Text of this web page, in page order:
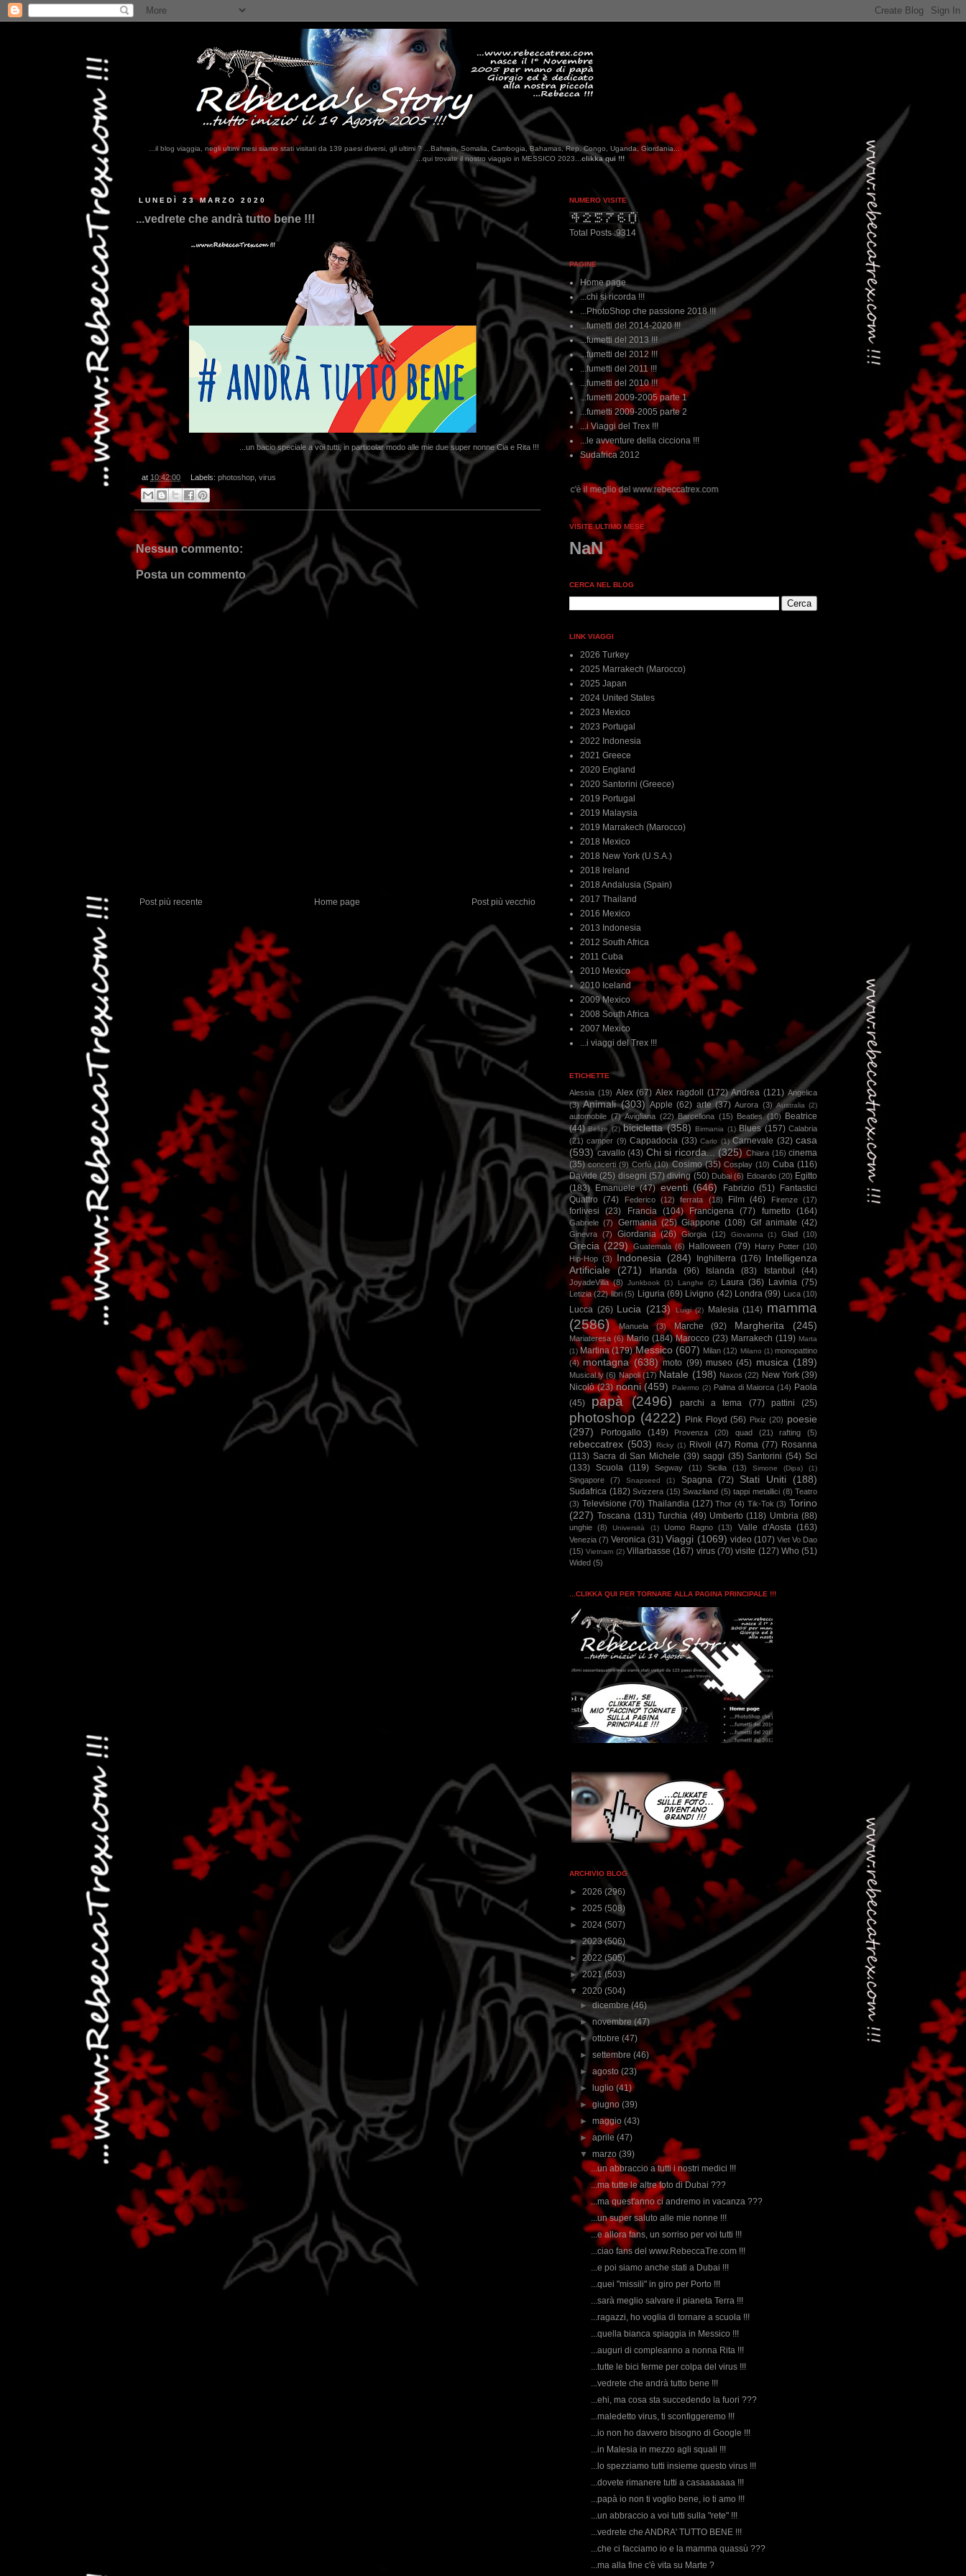
...il blog viaggia, negli ultimi mesi siamo stati visitati da 139 paesi diversi, gli ultimi ? ...Bahrein, Somalia, Cambogia, Bahamas, Rep. Congo, Uganda, Giordania...
...qui trovate il nostro viaggio in MESSICO 2023...clikka qui !!!
LUNEDÌ 23 MARZO 2020
...vedrete che andrà tutto bene !!!
...un bacio speciale a voi tutti, in particolar modo alle mie due super nonne Cia e Rita !!!
at 10:42:00 Labels: photoshop, virus
Nessun commento:
Posta un commento
Post più recente Post più vecchio
Home page
NUMERO VISITE
Total Posts :9314
PAGINE
Home page
...chi si ricorda !!!
...PhotoShop che passione 2018 !!!
...fumetti del 2014-2020 !!!
...fumetti del 2013 !!!
...fumetti del 2012 !!!
...fumetti del 2011 !!!
...fumetti del 2010 !!!
...fumetti 2009-2005 parte 1
...fumetti 2009-2005 parte 2
...i Viaggi del Trex !!!
...le avventure della cicciona !!!
Sudafrica 2012
...dai non perdere tempo, clikka "qui", c'è il meglio del www.rebeccatrex.com
VISITE ULTIMO MESE
NaN
CERCA NEL BLOG
LINK VIAGGI
2026 Turkey
2025 Marrakech (Marocco)
2025 Japan
2024 United States
2023 Mexico
2023 Portugal
2022 Indonesia
2021 Greece
2020 England
2020 Santorini (Greece)
2019 Portugal
2019 Malaysia
2019 Marrakech (Marocco)
2018 Mexico
2018 New York (U.S.A.)
2018 Ireland
2018 Andalusia (Spain)
2017 Thailand
2016 Mexico
2013 Indonesia
2012 South Africa
2011 Cuba
2010 Mexico
2010 Iceland
2009 Mexico
2008 South Africa
2007 Mexico
...i viaggi del Trex !!!
ETICHETTE
Alessia (19) Alex (67) Alex ragdoll (172) Andrea (121) Angelica
(3) Animali (303) Apple (62) arte (37) Aurora (3) Australia (2)
automobile (7) Avigliana (22) Barcellona (15) Beatles (10)
Beatrice
(44) Belize (2) bicicletta (358) Birmania (1) Blues (157) Calabria
(21) camper (9) Cappadocia (33) Carlo (1) Carnevale (32) casa
(593) cavallo (43) Chi si ricorda... (325) Chiara (16) cinema
(35) concerti (9) Corfù (10) Cosimo (35) Cosplay (10) Cuba (116)
Davide (25) disegni (57) diving (50) Dubai (6) Edoardo (20) Egitto
(183)
Emanuele (47) eventi (646) Fabrizio (51)
Fantastici
Quattro (74) Federico (12) ferrata (18) Film (46) Firenze (17)
forlivesi (23) Francia (104) Francigena (77) fumetto (164)
Gabriele (7) Germania (25) Giappone (108) Gif animate (42)
Ginevra (7) Giordania (26) Giorgia (12) Giovanna (1) Glad (10)
Grecia (229) Guatemala (6) Halloween (79) Harry Potter (10)
Hip-Hop (3) Indonesia (284) Inghilterra (176) Intelligenza
Artificiale
(271) Irlanda (96) Islanda (83) Istanbul (44)
JoyadeVilla (8) Junkbook (1) Langhe (2) Laura (36) Lavinia (75)
Letizia (22) libri (5) Liguria (69) Livigno (42) Londra (99) Luca (10)
Lucca (26) Lucia (213) Luigi (2) Malesia (114) mamma
(2586)
Manuela (3) Marche (92) Margherita (245)
Mariateresa (6) Mario (184) Marocco (23) Marrakech (119) Marta
(1) Martina (179) Messico (607) Milan (12) Milano (1) monopattino
(4) montagna (638) moto (99) museo (45) musica (189)
Musical.ly (6) Napoli (17) Natale (198) Naxos (22) New York (39)
Nicolò (23) nonni (459) Palermo (2) Palma di Maiorca (14) Paola
(45)
papà (2496) parchi a tema (77) pattini (25)
photoshop (4222) Pink Floyd (56) Pixiz (20) poesie
(297)
Portogallo (149) Provenza (20) quad (21) rafting (5)
rebeccatrex (503) Ricky (1) Rivoli (47) Roma (77) Rosanna
(113) Sacra di San Michele (39) saggi (35) Santorini (54) Sci
(133) Scuola (119) Segway (11) Sicilia (13) Simone (Dipa) (1)
Singapore (7) Snapseed (1) Spagna (72) Stati Uniti (188)
Sudafrica (182) Svizzera (15) Swaziland (5) tappi metallici (8) Teatro
(3) Televisione (70) Thailandia (127) Thor (4) Tik-Tok (3) Torino
(227) Toscana (131) Turchia (49) Umberto (118) Umbria (88)
unghie (8) Università (1) Uomo Ragno (13) Valle d'Aosta (163)
Venezia (7) Veronica (31) Viaggi (1069) video (107) Viet Vo Dao
(15) Vietnam (2) Villarbasse (167) virus (70) visite (127) Who (51)
Wided (5)
...CLIKKA QUI PER TORNARE ALLA PAGINA PRINCIPALE !!!
ARCHIVIO BLOG
► 2026 (296)
► 2025 (508)
► 2024 (507)
►2023(506)
► 2022(505)
►2021(503)
▼ 2020 (504)
►dicembre(46)
►novembre(47)
►ottobre(47)
►settembre(46)
►agosto(23)
►
luglio(41)
►giugno(39)
►maggio(43)
►aprile(47)
▼marzo(39)
...un abbraccio a tutti i nostri medici !!!
...ma tutte le altre foto di Dubai ???
...ma quest'anno ci andremo in vacanza ???
...un super saluto alle mie nonne !!!
...e allora fans, un sorriso per voi tutti !!!
...ciao fans del www.RebeccaTre.com !!!
...e poi siamo anche stati a Dubai !!!
...quei "missili" in giro per Porto !!!
...sarà meglio salvare il pianeta Terra !!!
...ragazzi, ho voglia di tornare a scuola !!!
...quella bianca spiaggia in Messico !!!
...auguri di compleanno a nonna Rita !!!
...tutte le bici ferme per colpa del virus !!!
...vedrete che andrà tutto bene !!!
...ehi, ma cosa sta succedendo la fuori ???
...maledetto virus, ti sconfiggeremo !!!
...io non ho davvero bisogno di Google !!!
...in Malesia in mezzo agli squali !!!
...lo spezziamo tutti insieme questo virus !!!
...dovete rimanere tutti a casaaaaaaa !!!
...papà io non ti voglio bene, io ti amo !!!
...un abbraccio a voi tutti sulla "rete" !!!
...vedrete che ANDRA' TUTTO BENE !!!
...che ci facciamo io e la mamma quassù ???
...ma alla fine c'è vita su Marte ?